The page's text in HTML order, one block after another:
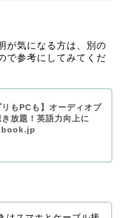
が気になる方は、
別の
で参考にしてみてくだ
リもPCも】オーディオブ
き放題！英語力向上に